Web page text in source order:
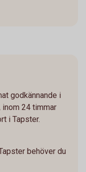
godkännande i
inom 24 timmar
i Tapster.
behöver du